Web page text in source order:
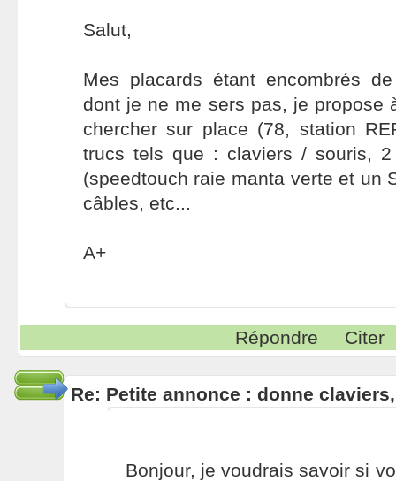
Salut,
Mes placards étant encombrés
dont je ne me sers pas, je propose
chercher sur place (78, station
trucs tels que : claviers / souris, 2
(speedtouch raie manta verte et un
câbles, etc...
A+
Répondre Citer
Re: Petite annonce : donne
Bonjour, je voudrais savoir si